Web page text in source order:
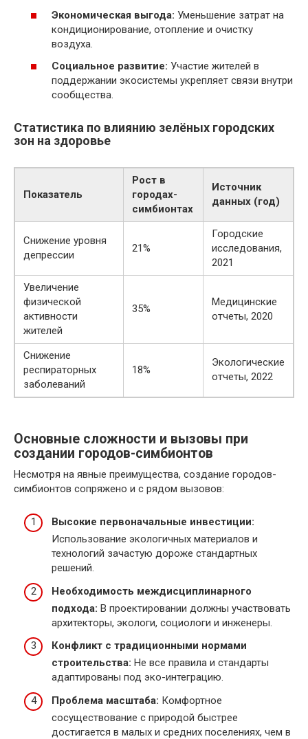
Экономическая выгода: Уменьшение затрат на
кондиционирование, отопление и очистку
воздуха.
Социальное развитие: Участие жителей в
поддержании экосистемы укрепляет связи внутри
сообщества.
Статистика по влиянию зелёных городских
зон на здоровье
Показатель
Рост в
городах-
симбионтах
Источник
данных (год)
Снижение уровня
депрессии
21%
Городские
исследования,
2021
Увеличение
физической
активности
жителей
35%
Медицинские
отчеты, 2020
Снижение
респираторных
заболеваний
18%
Экологические
отчеты, 2022
Основные сложности и вызовы при
создании городов-симбионтов
Несмотря на явные преимущества, создание городов-
симбионтов сопряжено и с рядом вызовов:
Высокие первоначальные инвестиции:
Использование экологичных материалов и
технологий зачастую дороже стандартных
решений.
Необходимость междисциплинарного
подхода: В проектировании должны участвовать
архитекторы, экологи, социологи и инженеры.
Конфликт с традиционными нормами
строительства: Не все правила и стандарты
адаптированы под эко-интеграцию.
Проблема масштаба: Комфортное
сосуществование с природой быстрее
достигается в малых и средних поселениях, чем в